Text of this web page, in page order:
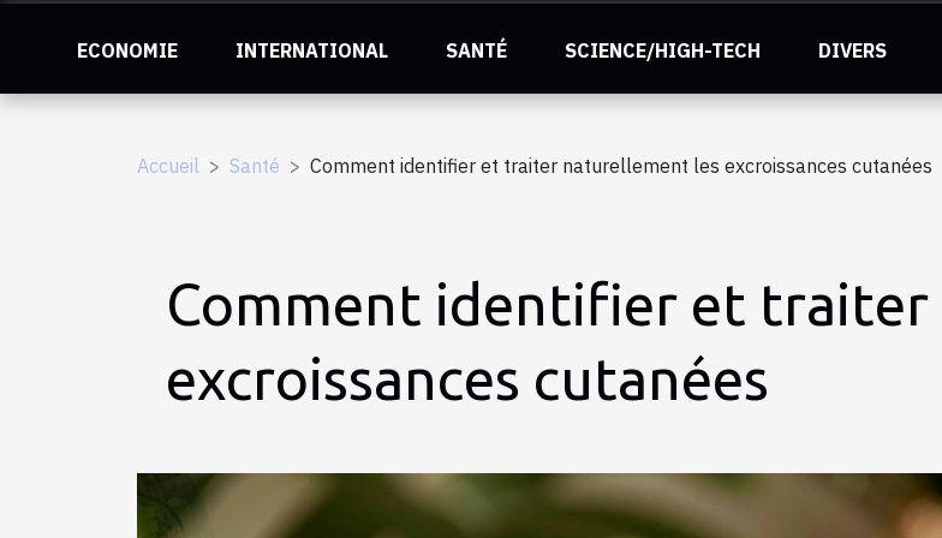
ECONOMIE INTERNATIONAL SANTÉ SCIENCE/HIGH-TECH DIVERS
Accueil Santé Comment identifier et traiter naturellement les excroissances cutanées
Comment identifier et
excroissances cutanées